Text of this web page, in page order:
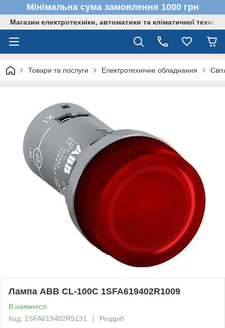
Мінімальна сума замовлення 1000 грн
Магазин електротехніки, автоматики та кліматичної техніки
Товари та послуги Електротехнічне обладнання
Лампа ABB CL-100C 1SFA619402R1009
В наявності
Код: 1SFA619402R5131
Роздріб